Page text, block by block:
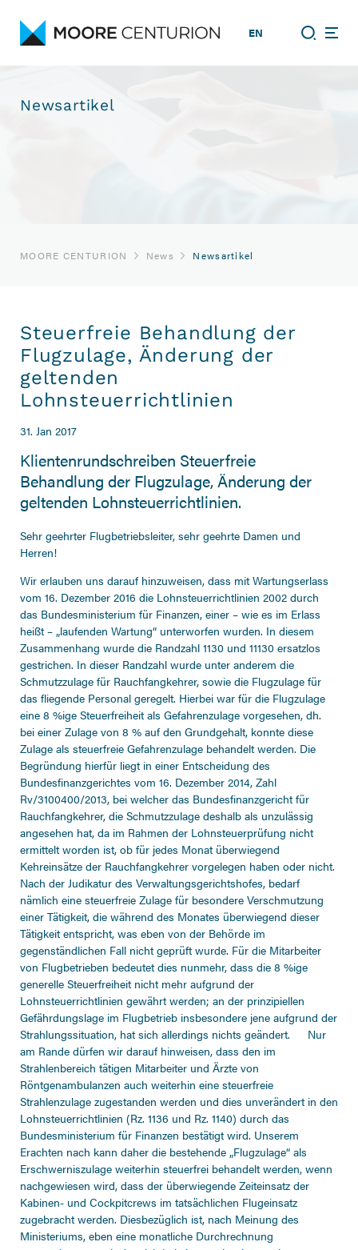
EN
Newsartikel
MOORE CENTURION News Newsartikel
Steuerfreie Behandlung der
Flugzulage, Änderung der
geltenden
Lohnsteuerrichtlinien
31. Jan 2017
Klientenrundschreiben Steuerfreie
Behandlung der Flugzulage, Änderung der
geltenden Lohnsteuerrichtlinien.
Sehr geehrter Flugbetriebsleiter, sehr geehrte Damen und
Herren!
Wir erlauben uns darauf hinzuweisen, dass mit Wartungserlass
vom 16. Dezember 2016 die Lohnsteuerrichtlinien 2002 durch
das Bundesministerium für Finanzen, einer – wie es im Erlass
heißt – „laufenden Wartung“ unterworfen wurden. In diesem
Zusammenhang wurde die Randzahl 1130 und 11130 ersatzlos
gestrichen. In dieser Randzahl wurde unter anderem die
Schmutzzulage für Rauchfangkehrer, sowie die Flugzulage für
das fliegende Personal geregelt. Hierbei war für die Flugzulage
eine 8 %ige Steuerfreiheit als Gefahrenzulage vorgesehen, dh.
bei einer Zulage von 8 % auf den Grundgehalt, konnte diese
Zulage als steuerfreie Gefahrenzulage behandelt werden. Die
Begründung hierfür liegt in einer Entscheidung des
Bundesfinanzgerichtes vom 16. Dezember 2014, Zahl
Rv/3100400/2013, bei welcher das Bundesfinanzgericht für
Rauchfangkehrer, die Schmutzzulage deshalb als unzulässig
angesehen hat, da im Rahmen der Lohnsteuerprüfung nicht
ermittelt worden ist, ob für jedes Monat überwiegend
Kehreinsätze der Rauchfangkehrer vorgelegen haben oder nicht.
Nach der Judikatur des Verwaltungsgerichtshofes, bedarf
nämlich eine steuerfreie Zulage für besondere Verschmutzung
einer Tätigkeit, die während des Monates überwiegend dieser
Tätigkeit entspricht, was eben von der Behörde im
gegenständlichen Fall nicht geprüft wurde. Für die Mitarbeiter
von Flugbetrieben bedeutet dies nunmehr, dass die 8 %ige
generelle Steuerfreiheit nicht mehr aufgrund der
Lohnsteuerrichtlinien gewährt werden; an der prinzipiellen
Gefährdungslage im Flugbetrieb insbesondere jene aufgrund der
Strahlungssituation, hat sich allerdings nichts geändert. Nur
am Rande dürfen wir darauf hinweisen, dass den im
Strahlenbereich tätigen Mitarbeiter und Ärzte von
Röntgenambulanzen auch weiterhin eine steuerfreie
Strahlenzulage zugestanden werden und dies unverändert in den
Lohnsteuerrichtlinien (Rz. 1136 und Rz. 1140) durch das
Bundesministerium für Finanzen bestätigt wird. Unserem
Erachten nach kann daher die bestehende „Flugzulage“ als
Erschwerniszulage weiterhin steuerfrei behandelt werden, wenn
nachgewiesen wird, dass der überwiegende Zeiteinsatz der
Kabinen- und Cockpitcrews im tatsächlichen Flugeinsatz
zugebracht werden. Diesbezüglich ist, nach Meinung des
Ministeriums, eben eine monatliche Durchrechnung